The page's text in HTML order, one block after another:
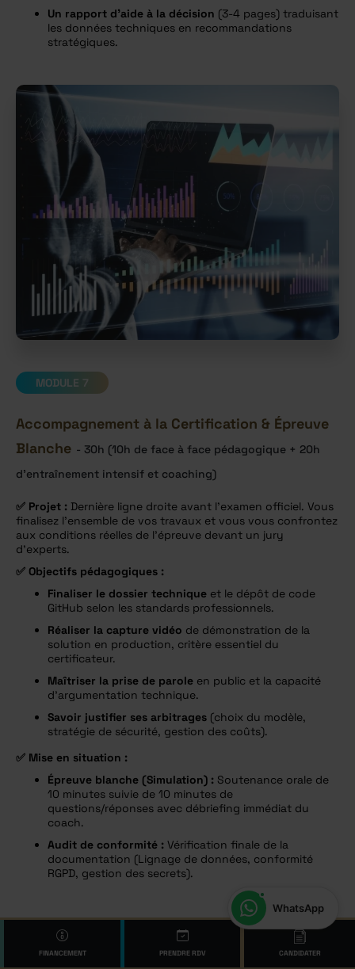
FINANCEMENT PRENDRE RDV CANDIDATER
Un rapport d’aide à la décision (3-4 pages) traduisant
les données techniques en recommandations
stratégiques.
MODULE 7
Accompagnement à la Certification & Épreuve
Blanche - 30h (10h de face à face pédagogique + 20h
d'entraînement intensif et coaching)
✅ Projet : Dernière ligne droite avant l’examen officiel. Vous
finalisez l’ensemble de vos travaux et vous vous confrontez
aux conditions réelles de l’épreuve devant un jury
d’experts.
✅ Objectifs pédagogiques :
Finaliser le dossier technique et le dépôt de code
GitHub selon les standards professionnels.
Réaliser la capture vidéo de démonstration de la
solution en production, critère essentiel du
certificateur.
Maîtriser la prise de parole en public et la capacité
d’argumentation technique.
Savoir justifier ses arbitrages (choix du modèle,
stratégie de sécurité, gestion des coûts).
✅ Mise en situation :
Épreuve blanche (Simulation) : Soutenance orale de
10 minutes suivie de 10 minutes de
questions/réponses avec débriefing immédiat du
coach.
Audit de conformité : Vérification finale de la
documentation (Lignage de données, conformité
RGPD, gestion des secrets).
✅Enseignements transversaux :
Des sessions dédiées aux flux de travail
collaboratif seront répartis tout au long de la
WhatsApp